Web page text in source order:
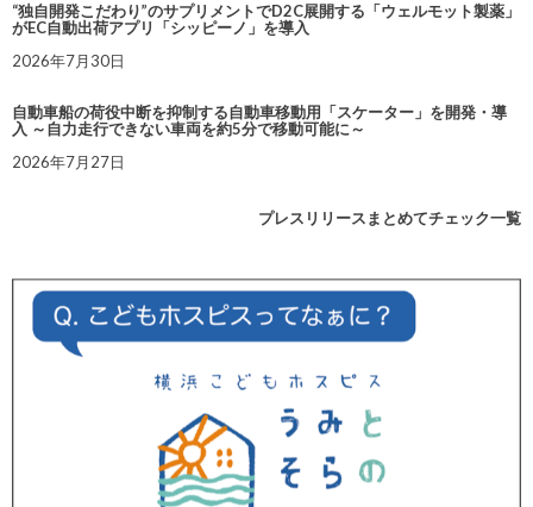
“独自開発こだわり”のサプリメントでD2C展開する「ウェルモット製薬」
がEC自動出荷アプリ「シッピーノ」を導入
2026年7月30日
自動車船の荷役中断を抑制する自動車移動用「スケーター」を開発・導
入 ～自力走行できない車両を約5分で移動可能に～
2026年7月27日
プレスリリースまとめてチェック一覧